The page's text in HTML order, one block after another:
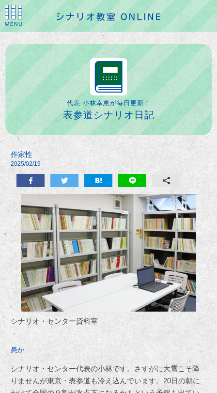
代表 小林幸恵が毎日更新！
表参道シナリオ日記
作家性
2025/02/19
シナリオ・センター資料室
愚か
シナリオ・センター代表の小林です。さすがに大雪こそ降
りませんが東京・表参道も冷え込んでいます。20日の朝に